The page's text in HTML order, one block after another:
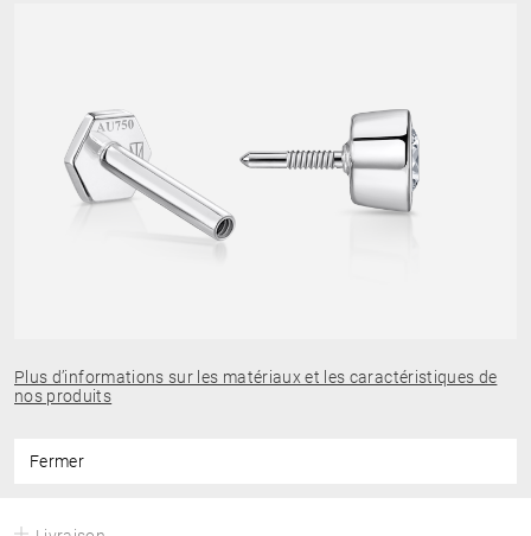
Plus d’informations sur les matériaux et les caractéristiques de
nos produits
Fermer